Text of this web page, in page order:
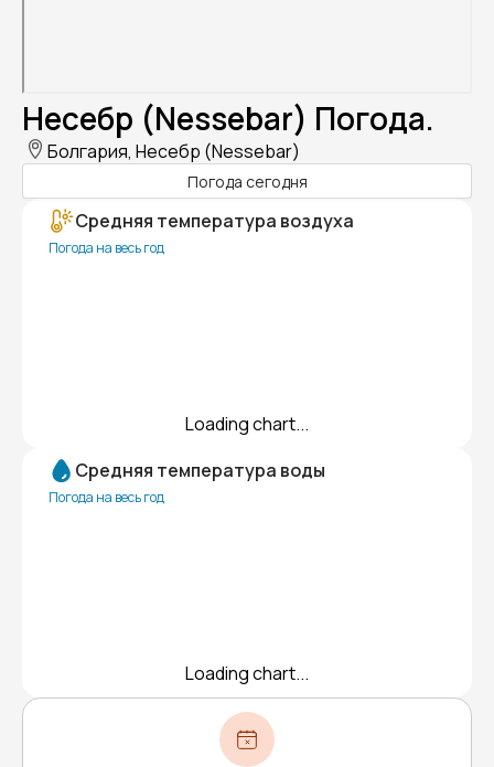
Несебр (Nessebar) Погода.
Болгария, Несебр (Nessebar)
Погода сегодня
Средняя температура воздуха
Погода на весь год
Loading chart...
Средняя температура воды
Погода на весь год
Loading chart...